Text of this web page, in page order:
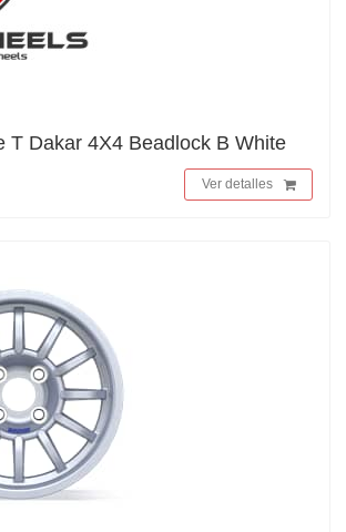
T Dakar 4X4 Beadlock B White
Ver detalles